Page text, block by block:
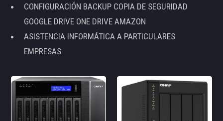
CONFIGURACIÓN BACKUP COPIA DE SEGURIDAD
GOOGLE DRIVE ONE DRIVE AMAZON
ASISTENCIA INFORMÁTICA A PARTICULARES
EMPRESAS